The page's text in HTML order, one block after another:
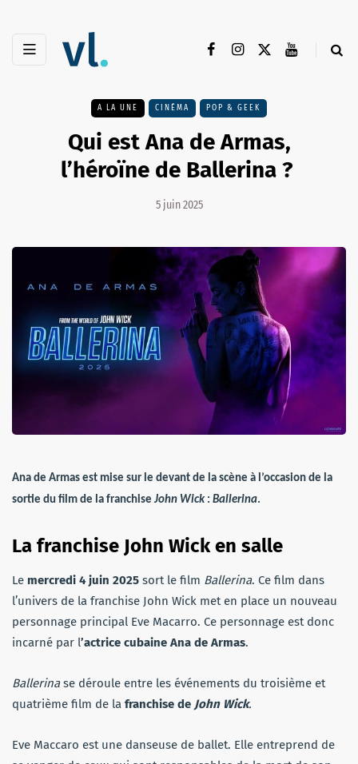
A LA UNE CINÉMA POP & GEEK
Qui est Ana de Armas,
l’héroïne de Ballerina ?
5 juin 2025
Ana de Armas est mise sur le devant de la scène à l’occasion de la
sortie du film de la franchiseJohn Wick: Ballerina.
La franchise John Wick en salle
Le mercredi 4 juin 2025 sort le film Ballerina. Ce film dans
l’univers de la franchise John Wick met en place un nouveau
personnage principal Eve Macarro. Ce personnage est donc
incarné par l’actrice cubaine Ana de Armas.
Ballerinase déroule entre les événements du troisième et
quatrième film de la franchise de John Wick.
Eve Maccaro est une danseuse de ballet. Elle entreprend de